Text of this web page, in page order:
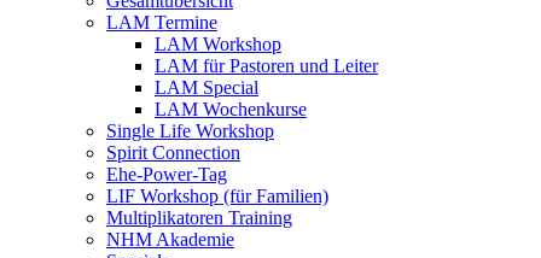
LAM Termine
LAM Workshop
LAM für Pastoren und Leiter
LAM Special
LAM Wochenkurse
Single Life Workshop
Spirit Connection
Ehe-Power-Tag
LIF Workshop (für Familien)
Multiplikatoren Training
NHM Akademie